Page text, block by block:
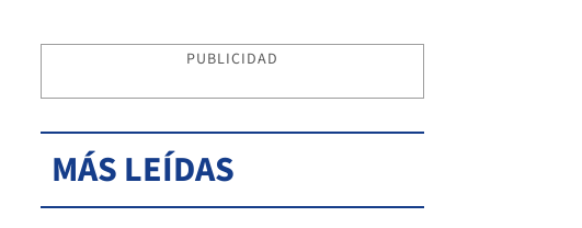
PUBLICIDAD
MÁS LEÍDAS